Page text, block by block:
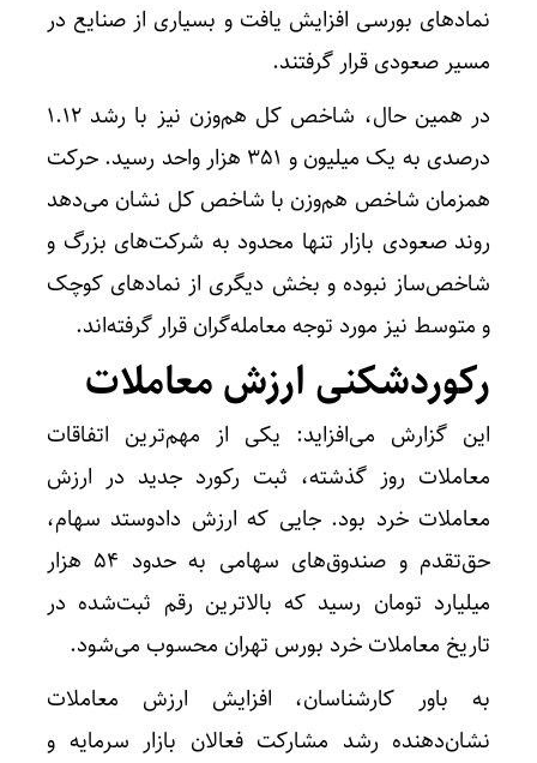
نمادهای بورسی افزایش یافت و بسیاری از صنایع در
مسیر صعودی قرار گرفتند.
در همین حال، شاخص کل هم‌وزن نیز با رشد 1.12
درصدی به یک میلیون و 351 هزار واحد رسید. حرکت
همزمان شاخص هم‌وزن با شاخص کل نشان می‌دهد
روند صعودی بازار تنها محدود به شرکت‌های بزرگ و
شاخص‌ساز نبوده و بخش دیگری از نمادهای کوچک
و متوسط نیز مورد توجه معامله‌گران قرار گرفته‌اند.
رکوردشکنی ارزش معاملات
این گزارش می‌افزاید: یکی از مهم‌ترین اتفاقات
معاملات روز گذشته، ثبت رکورد جدید در ارزش
معاملات خرد بود. جایی که ارزش دادوستد سهام،
حق‌تقدم و صندوق‌های سهامی به حدود 54 هزار
میلیارد تومان رسید که بالاترین رقم ثبت‌شده در
تاریخ معاملات خرد بورس تهران محسوب می‌شود.
به باور کارشناسان، افزایش ارزش معاملات
نشان‌دهنده رشد مشارکت فعالان بازار سرمایه و